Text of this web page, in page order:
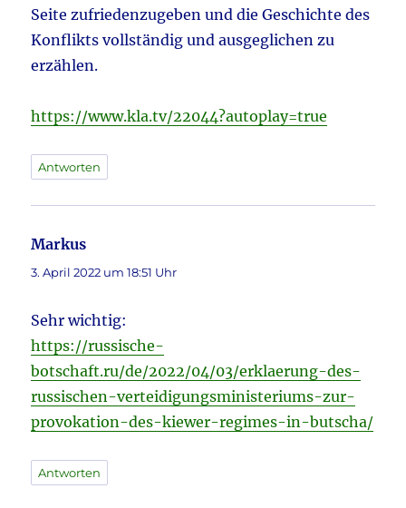
Seite zufriedenzugeben und die Geschichte des
Konflikts vollständig und ausgeglichen zu
erzählen.
https://www.kla.tv/22044?autoplay=true
Antworten
Markus
3. April 2022 um 18:51 Uhr
Sehr wichtig:
https://russische-
botschaft.ru/de/2022/04/03/erklaerung-des-
russischen-verteidigungsministeriums-zur-
provokation-des-kiewer-regimes-in-butscha/
Antworten